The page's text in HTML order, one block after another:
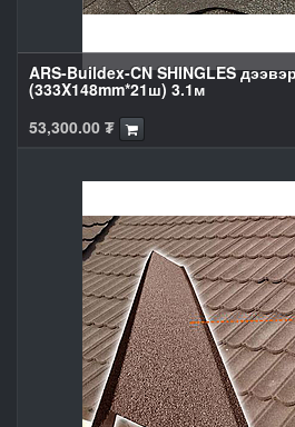
ARS-Buildex-CN SHINGLES
(333X148mm*21ш) 3.1м
53,300.00 ₮